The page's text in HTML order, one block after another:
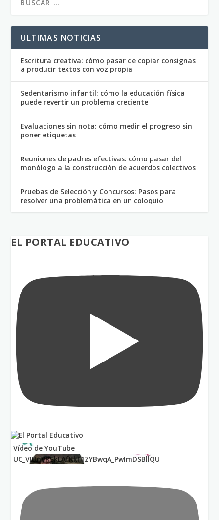
ULTIMAS NOTICIAS
Escritura creativa: cómo pasar de copiar consignas
a producir textos con voz propia
Sedentarismo infantil: cómo la educación física
puede revertir un problema creciente
Evaluaciones sin nota: cómo medir el progreso sin
poner etiquetas
Reuniones de padres efectivas: cómo pasar del
monólogo a la construcción de acuerdos colectivos
Pruebas de Selección y Concursos: Pasos para
resolver una problemática en un coloquio
EL PORTAL EDUCATIVO
Vídeo de YouTube
UC_VIUnVRSkLAfKkF1ZYBwqA_PwImDSBllQU